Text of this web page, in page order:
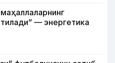
— энергетика